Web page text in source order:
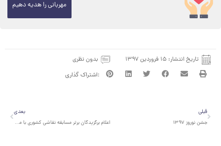
مهربانی را هدیه دهیم
تاریخ انتشار: ۱۵ فروردین ۱۳۹۷ بدون نظری
قبلی
قبلی
جشن نوروز ۱۳۹۷
بعدی
اعلام برگزیدگان برتر مسابقه نقاشی کشوری با موضوع «نوروز؛ میراث ماندگار»